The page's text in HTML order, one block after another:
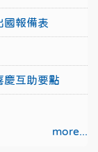
國報備表
慶互助要點
more...